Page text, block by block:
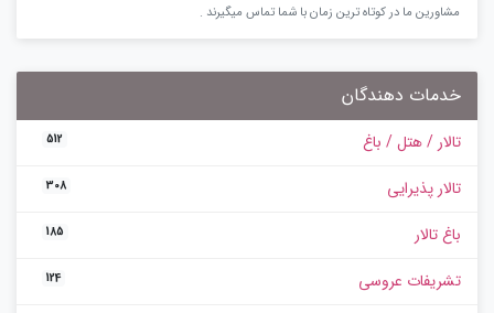
مشاورین ما در کوتاه ترین زمان با شما تماس میگیرند .
خدمات دهندگان
تالار / هتل / باغ 512
تالار پذیرایی 308
باغ تالار 185
تشریفات عروسی 124